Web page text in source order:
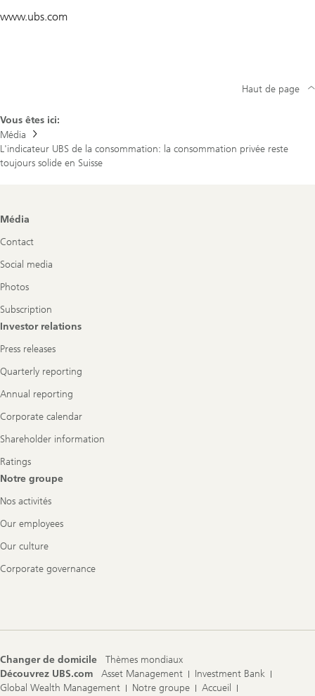
www.ubs.com
Vous êtes ici:
Média
L'indicateur UBS de la consommation: la consommation privée reste
toujours solide en Suisse
Haut de page
Footer
Média
Contact
Social media
Photos
Subscription
Investor relations
Press releases
Quarterly reporting
Annual reporting
Corporate calendar
Shareholder information
Ratings
Notre groupe
Nos activités
Our employees
Our culture
Corporate governance
Changer de domicile
Thèmes mondiaux
Découvrez UBS.com
Asset Management
Investment Bank
Global Wealth Management
Notre groupe Accueil